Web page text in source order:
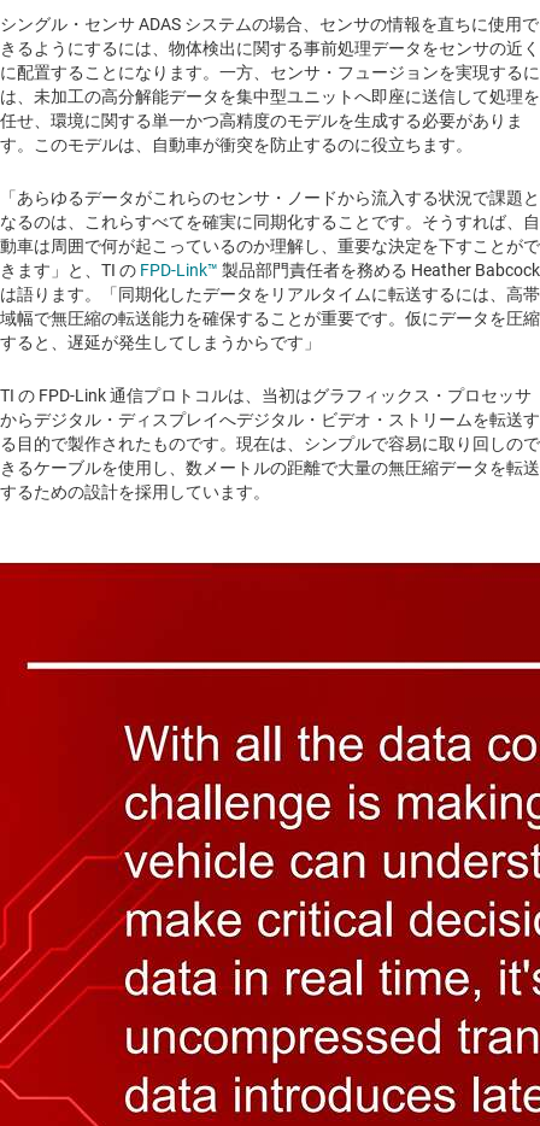
シングル・センサ ADAS システムの場合、センサの情報を直ちに使用で
きるようにするには、物体検出に関する事前処理データをセンサの近く
に配置することになります。一方、センサ・フュージョンを実現するに
は、未加工の高分解能データを集中型ユニットへ即座に送信して処理を
任せ、環境に関する単一かつ高精度のモデルを生成する必要がありま
す。このモデルは、自動車が衝突を防止するのに役立ちます。
「あらゆるデータがこれらのセンサ・ノードから流入する状況で課題と
なるのは、これらすべてを確実に同期化することです。そうすれば、自
動車は周囲で何が起こっているのか理解し、重要な決定を下すことがで
きます」と、TI の FPD-Link™ 製品部門責任者を務める Heather Babcock
は語ります。「同期化したデータをリアルタイムに転送するには、高帯
域幅で無圧縮の転送能力を確保することが重要です。仮にデータを圧縮
すると、遅延が発生してしまうからです」
TI の FPD-Link 通信プロトコルは、当初はグラフィックス・プロセッサ
からデジタル・ディスプレイへデジタル・ビデオ・ストリームを転送す
る目的で製作されたものです。現在は、シンプルで容易に取り回しので
きるケーブルを使用し、数メートルの距離で大量の無圧縮データを転送
するための設計を採用しています。